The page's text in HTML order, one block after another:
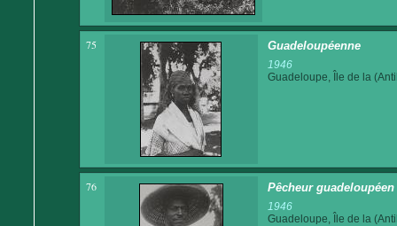
75 Guadeloupéenne
1946
Guadeloupe, Île de la
76 Pêcheur guadeloupéen
1946
Guadeloupe, Île de la